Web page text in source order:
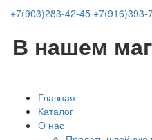
+7(903)283-42-45 +7(916)393-
В нашем
Главная
Каталог
О нас